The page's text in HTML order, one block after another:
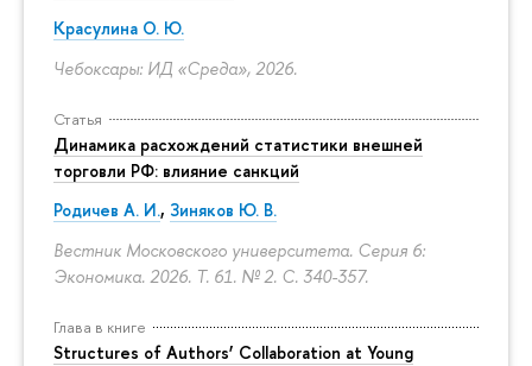
Красулина О. Ю.
Чебоксары: ИД «Среда», 2026.
Статья
Динамика расхождений статистики внешней
торговли РФ: влияние санкций
Родичев А. И., Зиняков Ю. В.
Вестник Московского университета. Серия 6:
Экономика. 2026. Т. 61. № 2. С. 340-357.
Глава в книге
Structures of Authors’ Collaboration at Young